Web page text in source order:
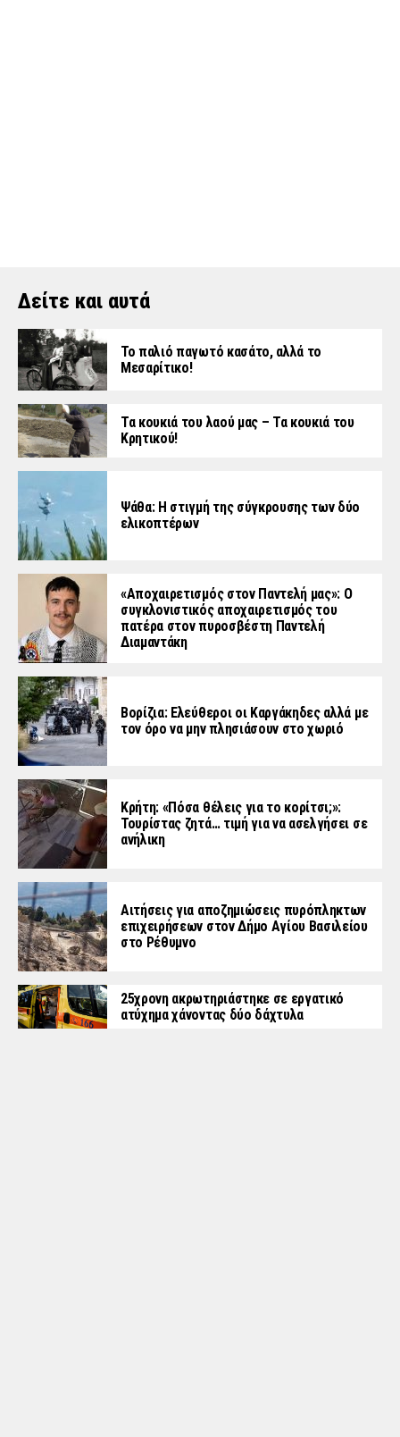
Δείτε και αυτά
Το παλιό παγωτό κασάτο, αλλά το
Μεσαρίτικο!
Τα κουκιά του λαού μας – Τα κουκιά του
Κρητικού!
Ψάθα: Η στιγμή της σύγκρουσης των δύο
ελικοπτέρων
«Aποχαιρετισμός στον Παντελή μας»: Ο
συγκλονιστικός αποχαιρετισμός του
πατέρα στον πυροσβέστη Παντελή
Διαμαντάκη
Βορίζια: Ελεύθεροι οι Καργάκηδες αλλά με
τον όρο να μην πλησιάσουν στο χωριό
Κρήτη: «Πόσα θέλεις για το κορίτσι;»:
Τουρίστας ζητά… τιμή για να ασελγήσει σε
ανήλικη
Αιτήσεις για αποζημιώσεις πυρόπληκτων
επιχειρήσεων στον Δήμο Αγίου Βασιλείου
στο Ρέθυμνο
25χρονη ακρωτηριάστηκε σε εργατικό
ατύχημα χάνοντας δύο δάχτυλα